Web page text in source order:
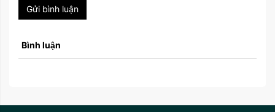
Gửi bình luận
Bình luận